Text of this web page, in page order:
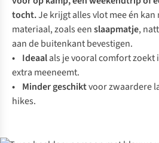
tocht.Je krijgt alles vlot mee én
materiaal, zoals eenslaapmatje,
aan de buitenkant bevestigen.
• Ideaalals je vooral comfort zoekt
extra meeneemt.
• Minder geschiktvoor zwaardere
hikes.